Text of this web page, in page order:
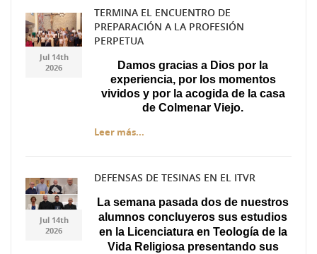
Jul 14th
2026
TERMINA EL ENCUENTRO DE
PREPARACIÓN A LA PROFESIÓN
PERPETUA
Damos gracias a Dios por la
experiencia, por los momentos
vividos y por la acogida de la casa
de Colmenar Viejo.
Leer más...
Diseño sin título.jpg
Diseño sin título.jpg
Jul 14th
2026
DEFENSAS DE TESINAS EN EL ITVR
La semana pasada dos de nuestros
alumnos concluyeros sus estudios
en la Licenciatura en Teología de la
Vida Religiosa presentando sus